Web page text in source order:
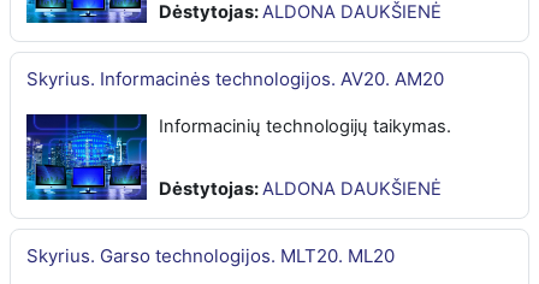
Dėstytojas:ALDONA DAUKŠIENĖ
Skyrius. Informacinės technologijos. AV20. AM20
Informacinių technologijų taikymas.
Dėstytojas:ALDONA DAUKŠIENĖ
Skyrius. Garso technologijos. MLT20. ML20